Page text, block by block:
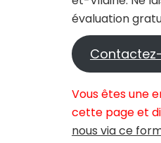
évaluation
Vous êtes une
cette page et
nous via ce